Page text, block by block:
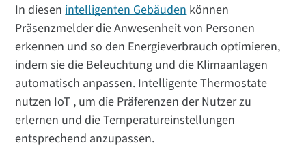
In diesen intelligenten Gebäuden können
Präsenzmelder die Anwesenheit von Personen
erkennen und so den Energieverbrauch optimieren,
indem sie die Beleuchtung und die Klimaanlagen
automatisch anpassen. Intelligente Thermostate
nutzen IoT , um die Präferenzen der Nutzer zu
erlernen und die Temperatureinstellungen
entsprechend anzupassen.